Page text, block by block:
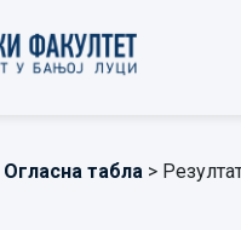
Огласна табла >